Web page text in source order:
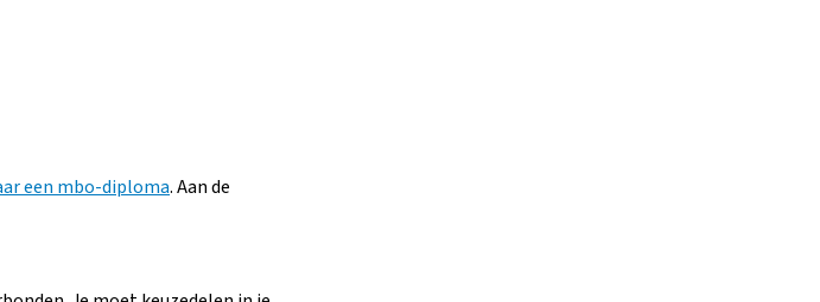
een mbo-diploma. Aan de